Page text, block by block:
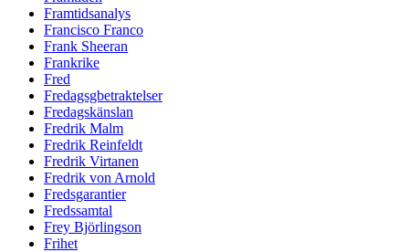
Framtidsanalys
Francisco Franco
Frank Sheeran
Frankrike
Fred
Fredagsgbetraktelser
Fredagskänslan
Fredrik Malm
Fredrik Reinfeldt
Fredrik Virtanen
Fredrik von Arnold
Fredsgarantier
Fredssamtal
Frey Björlingson
Frihet